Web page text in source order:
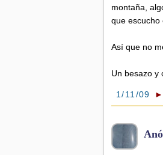
montaña,
que escucho
Así que no
Un besazo y
1/11/09 ►